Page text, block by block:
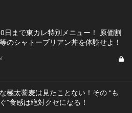
日まで東カレ特別メニュー！ 原価割
のシャトーブリアン丼を体験せよ！
極太蕎麦は見たことない！その “も
”食感は絶対クセになる！